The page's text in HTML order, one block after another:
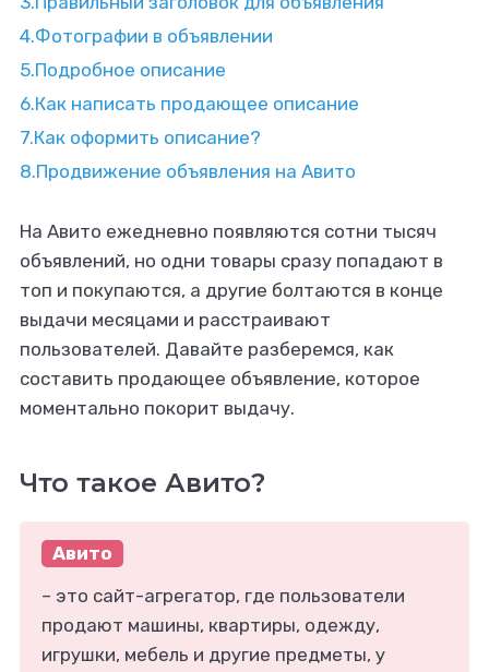
4.Фотографии в объявлении
5.Подробное описание
6.Как написать продающее описание
7.Как оформить описание?
8.Продвижение объявления на Авито
зарабатывать
текстов и
удаленно?
ВОРК24!
На Авито ежедневно появляются сотни тысяч
объявлений, но одни товары сразу попадают в
топ и покупаются, а другие болтаются в конце
выдачи месяцами и расстраивают
пользователей. Давайте разберемся, как
составить продающее объявление, которое
моментально покорит выдачу.
Что такое Авито?
Авито
– это сайт-агрегатор, где пользователи
продают машины, квартиры, одежду,
игрушки, мебель и другие предметы, у